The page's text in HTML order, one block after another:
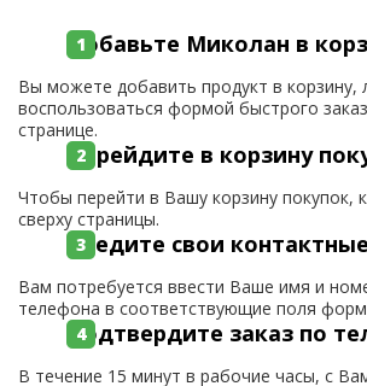
Добавьте Миколан в
Вы можете добавить продукт в корзину,
воспользоваться формой быстрого
странице.
Перейдите в корзину
Чтобы перейти в Вашу корзину покупок,
сверху страницы.
Введите свои
Вам потребуется ввести Ваше имя и
телефона в соответствующие поля
Подтвердите заказ по
В течение 15 минут в рабочие часы, с